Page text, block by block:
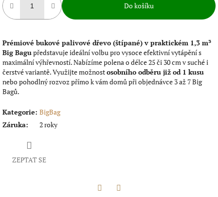
Do košíku
Prémiové bukové palivové dřevo (štípané) v praktickém 1,3 m³
Big Bagupředstavuje ideální volbu pro vysoce efektivní vytápění s
maximální výhřevností. Nabízíme polena o délce 25 či 30 cm v suché i
čerstvé variantě. Využijte možnostosobního odběru již od 1 kusu
nebo pohodlný rozvoz přímo k vám domů při objednávce 3 až 7 Big
Bagů.
Kategorie: BigBag
Záruka: 2 roky
ZEPTAT SE